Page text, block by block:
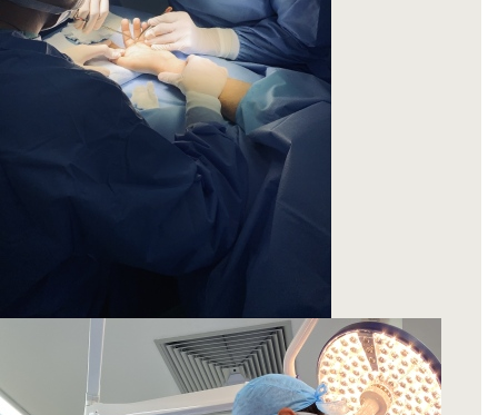
4000 BRL
Ótimo profissional, atencioso e pontual!
Recomendo!
Paciente
Um ótimo ortopedista, muito atencioso e
clareza e simpatia. Super recomendo!
Paciente